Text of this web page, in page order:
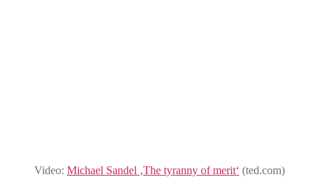
Video: Michael Sandel ‚The tyranny of merit‘ (ted.com)